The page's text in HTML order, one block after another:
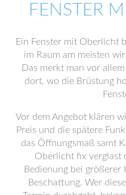
FENSTER
Ein Fenster mit Oberlicht
im Raum am meisten
Das merkt man vor
dort, wo die Brüstung
Vor dem Angebot klären
Preis und die spätere
das Öffnungsmaß samt
Oberlicht fix verglast
Bedienung bei größerer
Beschattung. Wer